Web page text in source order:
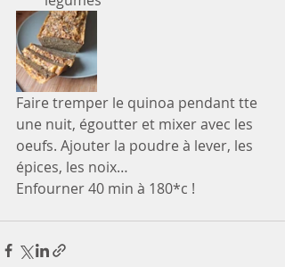
Faire tremper le quinoa pendant tte
une nuit, égoutter et mixer avec les
oeufs. Ajouter la poudre à lever, les
épices, les noix…
Enfourner 40 min à 180*c !